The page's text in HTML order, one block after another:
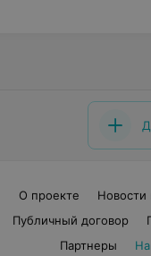
О проекте Новости
Публичный договор
Партнеры